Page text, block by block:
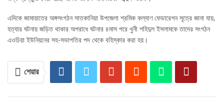
এদিকে জামায়াতের অঙ্গসংগঠন সাতকানিয়া উপজেলা শ্রমিক কল্যাণ ফেডারেশন সূত্রে জানা যায়,
হত্যার ঘটনায় জড়িত থাকার অপরাধে ঘটনার ৪মাস পরে খুনী শহিদুল ইসলামকে তাদের সংগঠন
এওচিয়া ইউনিয়নের সহ-সভাপতির পদ থেকে বহিস্কার করা হয়।
শেয়ার